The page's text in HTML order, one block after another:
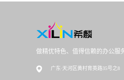
做精优特色、值得信赖的办公服
广东·天河区黄村育英路35号之8